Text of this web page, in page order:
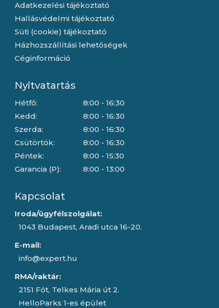
Adatkezelési tájékoztató
Hallásvédelmi tájékoztató
Süti (cookie) tájékoztató
Házhozszállítási lehetőségek
Céginformáció
Nyitvatartás
Hétfő:
Kedd:
Szerda:
Csütörtök:
Péntek:
Garancia (P):
8:00 - 16:30
8:00 - 16:30
8:00 - 16:30
8:00 - 16:30
8:00 - 15:30
8:00 - 13:00
Kapcsolat
Iroda/ügyfélszolgálat:
1043 Budapest, Aradi utca 16-20.
E-mail:
info@expert.hu
RMA/raktár:
2151 Fót, Telkes Mária út 2.
HelloParks 1-es épület